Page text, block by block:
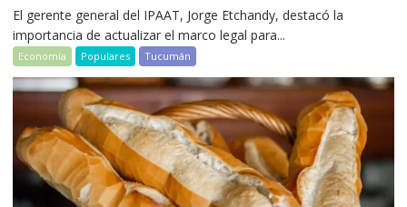
El gerente general del IPAAT, Jorge Etchandy, destacó la
importancia de actualizar el marco legal para...
Economía Populares Tucumán